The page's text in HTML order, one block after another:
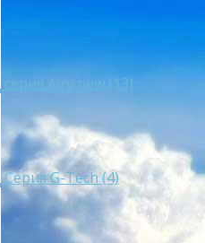
серия Airy new (13)
Серия G-Tech (4)